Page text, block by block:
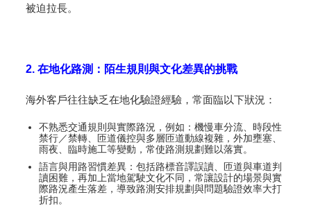
被迫拉長。
2. 在地化路測：陌生規則與文化差異的挑戰
海外客戶往往缺乏在地化驗證經驗，常面臨以下狀況：
不熟悉交通規則與實際路況，例如：機慢車分流、時段性
禁行／禁轉、匝道儀控與多層匝道動線複雜，外加壅塞、
雨夜、臨時施工等變動，常使路測規劃難以落實。
語言與用路習慣差異：包括路標音譯誤讀、匝道與車道判
讀困難，再加上當地駕駛文化不同，常讓設計的場景與實
際路況產生落差，導致路測安排規劃與問題驗證效率大打
折扣。